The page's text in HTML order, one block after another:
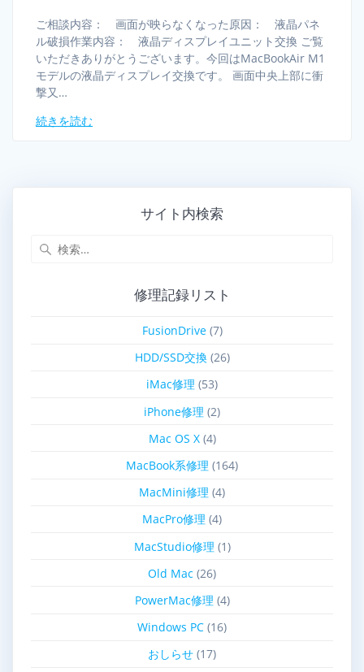
ご相談内容： 画面が映らなくなった原因： 液晶パネ
ル破損作業内容： 液晶ディスプレイユニット交換 ご覧
いただきありがとうございます。今回はMacBookAir M1
モデルの液晶ディスプレイ交換です。 画面中央上部に衝
撃又…
続きを読む
サイト内検索
修理記録リスト
FusionDrive(7)
HDD/SSD交換(26)
iMac修理 (53)
iPhone修理 (2)
Mac OS X(4)
MacBook系修理 (164)
MacMini修理 (4)
MacPro修理 (4)
MacStudio修理 (1)
Old Mac (26)
PowerMac修理 (4)
Windows PC (16)
おしらせ (17)